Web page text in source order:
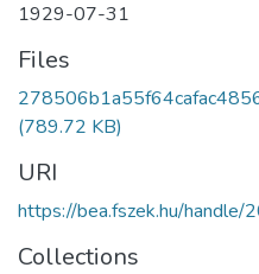
1929-07-31
Files
(789.72 KB)
URI
https://bea.fszek.hu/
Collections